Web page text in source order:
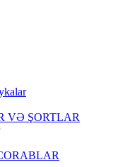
VƏ ŞORTLAR